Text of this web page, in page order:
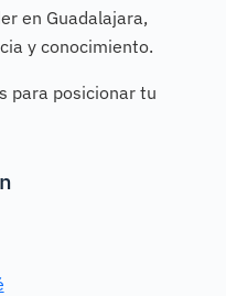
en Guadalajara,
y conocimiento.
para posicionar tu